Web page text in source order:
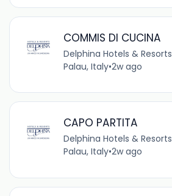
COMMIS DI CUCINA
Delphina Hotels & Resorts
Palau, Italy•2w ago
CAPO PARTITA
Delphina Hotels & Resorts
Palau, Italy•2w ago